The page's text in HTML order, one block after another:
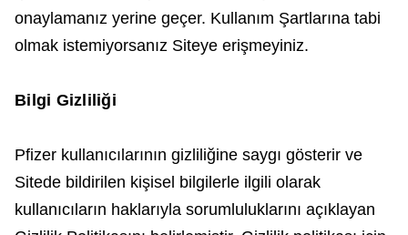
onaylamanız yerine geçer. Kullanım Şartlarına tabi
olmak istemiyorsanız Siteye erişmeyiniz.
Bilgi Gizliliği
Pfizer kullanıcılarının gizliliğine saygı gösterir ve
Sitede bildirilen kişisel bilgilerle ilgili olarak
kullanıcıların haklarıyla sorumluluklarını açıklayan